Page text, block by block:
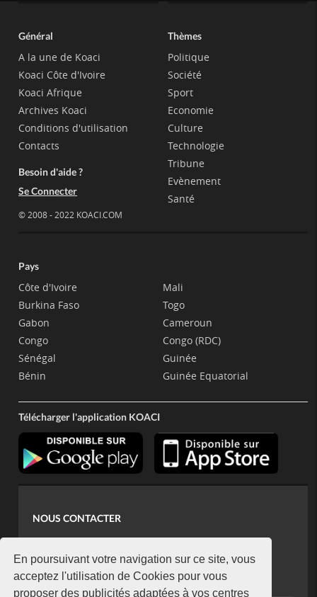
En poursuivant votre navigation sur ce site, vous
acceptez l'utilisation de Cookies pour vous
proposer des publicités adaptées à vos centres
Général
A la une de Koaci
Koaci Côte d'Ivoire
Koaci Afrique
Archives Koaci
Conditions d'utilisation
Contacts
Besoin d'aide ?
Se Connecter
© 2008 - 2022 KOACI.COM
Thèmes
Politique
Société
Sport
Economie
Culture
Technologie
Tribune
Evènement
Santé
Pays
Côte d'Ivoire
Burkina Faso
Gabon
Congo
Sénégal
Bénin
Mali
Togo
Cameroun
Congo (RDC)
Guinée
Guinée Equatorial
Télécharger l'application KOACI
NOUS CONTACTER
koaci@yahoo.fr
+225 07 08 85 52 93